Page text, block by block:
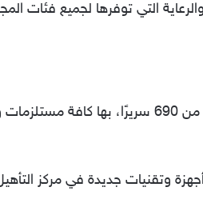
التي توفرها لجميع فئات
توجد المستشفى في الرماية بالرياض، تم إنشاؤها عام 1983 بعد إصدار قرارًا ملكيًا بذلك. تتكون من
الحالي. ومن ثَم إضافة أجهزة وتقنيات جديدة في